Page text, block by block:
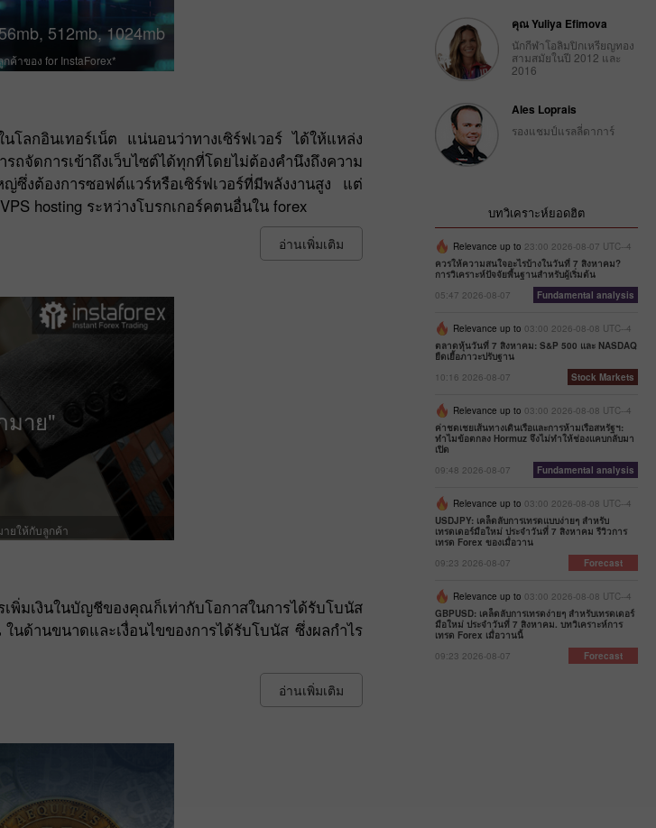
512mb, 1024mb
ค้าของ for InstaForex*
ลกอินเทอร์เน็ต แน่นอนว่าทางเซิร์ฟเวอร์ ได้ให้แหล่ง
ดการเข้าถึงเว็บไซต์ได้ทุกที่โดยไม่ต้องคำนึงถึงความ
งต้องการซอฟต์แวร์หรือเซิร์ฟเวอร์ที่มีพลังงานสูง แต่
hosting ระหว่างโบรกเกอร์คตนอื่นใน forex
อ่านเพิ่มเติม
มาย"
ยให้กับลูกค้า
มเงินในบัญชีของคุณก็เท่ากับโอกาสในการได้รับโบนัส
นด้านขนาดและเงื่อนไขของการได้รับโบนัส ซึ่งผลกำไร
อ่านเพิ่มเติม
คุณ Yuliya Efimova
นักกีฬาโอลิมปิกเหรียญทอง
สามสมัยในปี 2012 และ
2016
Ales Loprais
รองแชมป์แรลลี่ดาการ์
บทวิเคราะห์ยอดฮิต
Relevance up to 23:00 2026-08-07 UTC--4
ควรให้ความสนใจอะไรบ้างในวันที่ 7 สิงหาคม?
การวิเคราะห์ปัจจัยพื้นฐานสำหรับผู้เริ่มต้น
05:47 2026-08-07
Fundamental analysis
Relevance up to 03:00 2026-08-08 UTC--4
ตลาดหุ้นวันที่ 7 สิงหาคม: S&P 500 และ NASDAQ
ยืดเยื้อภาวะปรับฐาน
10:16 2026-08-07
Stock Markets
Relevance up to 03:00 2026-08-08 UTC--4
ค่าชดเชยเส้นทางเดินเรือและการห้ามเรือสหรัฐฯ:
ทำไมข้อตกลง Hormuz จึงไม่ทำให้ช่องแคบกลับมา
เปิด
09:48 2026-08-07
Fundamental analysis
Relevance up to 03:00 2026-08-08 UTC--4
USDJPY: เคล็ดลับการเทรดแบบง่ายๆ สำหรับ
เทรดเดอร์มือใหม่ ประจำวันที่ 7 สิงหาคม รีวิวการ
เทรด Forex ของเมื่อวาน
09:23 2026-08-07
Forecast
Relevance up to 03:00 2026-08-08 UTC--4
GBPUSD: เคล็ดลับการเทรดง่ายๆ สำหรับเทรดเดอร์
มือใหม่ ประจำวันที่ 7 สิงหาคม. บทวิเคราะห์การ
เทรด Forex เมื่อวานนี้
09:23 2026-08-07
Forecast